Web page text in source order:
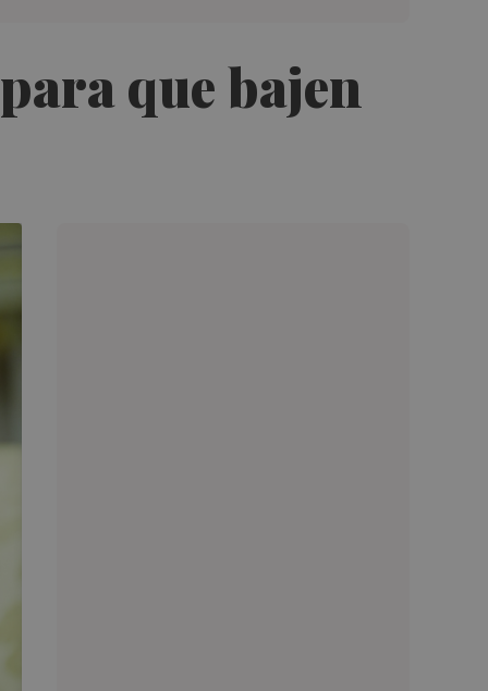
que bajen